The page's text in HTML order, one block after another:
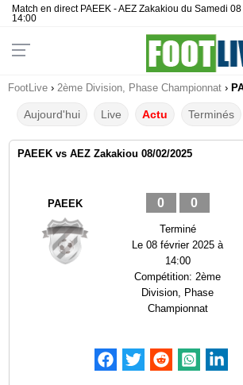
Match en direct PAEEK - AEZ Zakakiou du Samedi
14:00
FootLive › 2ème Division, Phase Championnat ›
Aujourd'hui Live Actu Terminés
PAEEK vs AEZ Zakakiou 08/02/2025
PAEEK 0 0
Terminé
Le08 février 2025 à
14:00
Compétition:2ème
Division, Phase
Championnat